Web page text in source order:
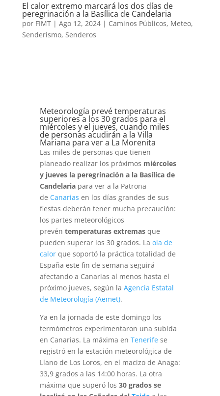
El calor extremo marcará los dos días de
peregrinación a la Basílica de Candelaria
por FIMT| Ago 12, 2024| Caminos Públicos, Meteo,
Senderismo, Senderos
Meteorología prevé temperaturas
superiores a los 30 grados para el
miércoles y el jueves, cuando miles
de personas acudirán a la Villa
Mariana para ver a La Morenita
Las miles de personas que tienen
planeado realizar los próximos miércoles
y jueves la peregrinación a la Basílica de
Candelariapara ver a la Patrona
de Canarias en los días grandes de sus
fiestas deberán tener mucha precaución:
los partes meteorológicos
prevén temperaturas extremasque
pueden superar los 30 grados. La ola de
calorque soportó la práctica totalidad de
España este fin de semana seguirá
afectando a Canarias al menos hasta el
próximo jueves, según la Agencia Estatal
de Meteorología (Aemet).
Ya en la jornada de este domingo los
termómetros experimentaron una subida
en Canarias. La máxima en Tenerifese
registró en la estación meteorológica de
Llano de Los Loros, en el macizo de Anaga:
33,9 grados a las 14:00 horas. La otra
máxima que superó los 30 grados se